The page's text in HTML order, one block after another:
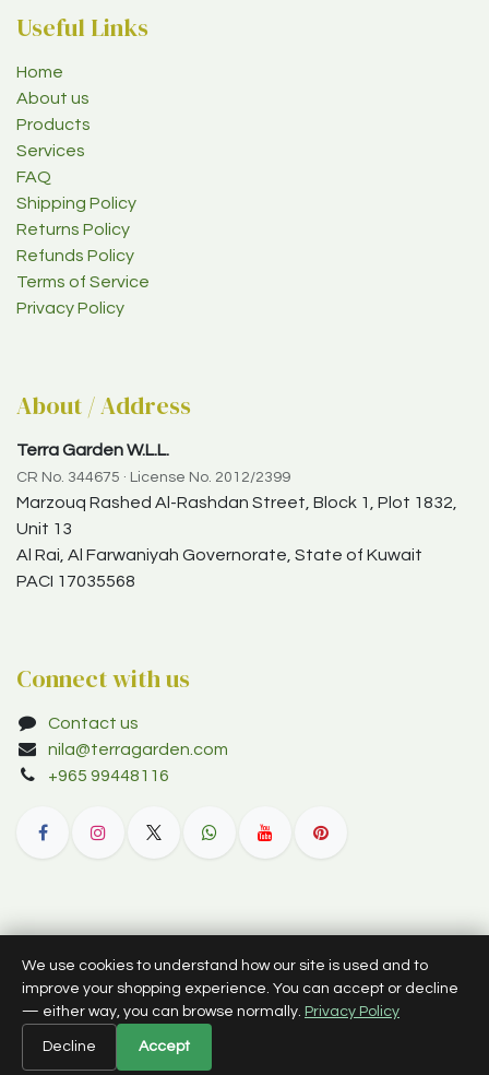
Useful Links
Home
About us
Products
Services
FAQ
Shipping Policy
Returns Policy
Refunds Policy
Terms of Service
Privacy Policy
About / Address
Terra Garden W.L.L.
CR No. 344675 · License No. 2012/2399
Marzouq Rashed Al-Rashdan Street, Block 1, Plot 1832,
Unit 13
Al Rai, Al Farwaniyah Governorate, State of Kuwait
PACI 17035568
Connect with us
Contact us
nila@terragarden.com
+965 99448116
All rights reserved.
English (US)
We use cookies to understand how our site is used and to
improve your shopping experience. You can accept or decline
— either way, you can browse normally. Privacy Policy
Decline Accept